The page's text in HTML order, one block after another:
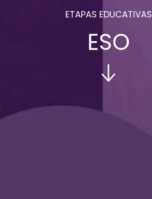
ETAPAS EDUCATIVAS
ESO